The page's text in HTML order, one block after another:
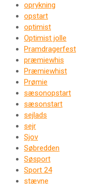
oprykning
opstart
optimist
Optimist jolle
Pramdragerfest
præmiewhis
Præmiewhist
Prømie
sæsonopstart
sæsonstart
sejlads
sejr
Sjov
Søbredden
Søsport
Sport 24
stævne